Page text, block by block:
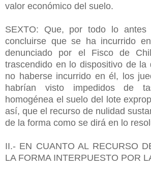
valor económico del suelo.
SEXTO: Que, por todo lo antes
concluirse que se ha incurrido
denunciado por el Fisco de
trascendido en lo dispositivo de la
no haberse incurrido en él, los
habrían visto impedidos de
homogénea el suelo del lote
así, que el recurso de nulidad
de la forma como se dirá en lo
II.- EN CUANTO AL RECURSO
LA FORMA INTERPUESTO POR